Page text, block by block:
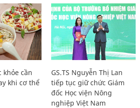
khỏe cần
khi cơ thể
GS.TS Nguyễn Thị Lan
tiếp tục giữ chức Giám
đốc Học viện Nông
nghiệp Việt Nam